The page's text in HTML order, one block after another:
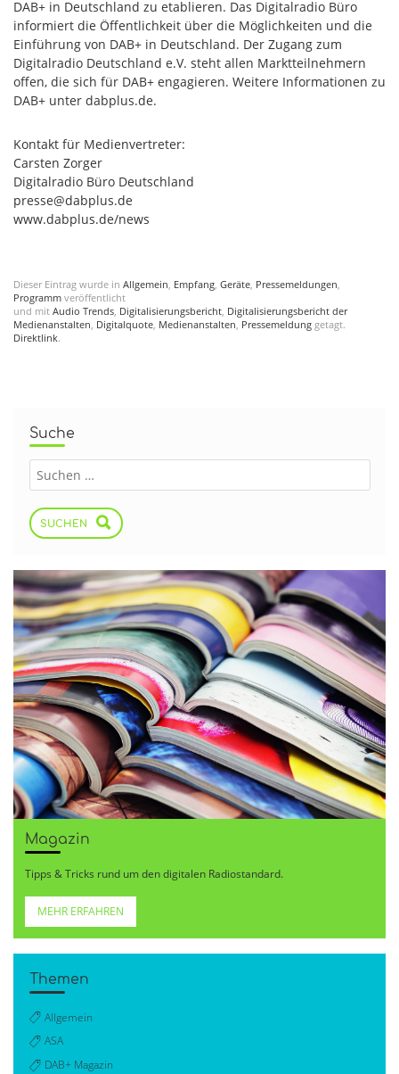
DAB+ in Deutschland zu etablieren. Das Digitalradio Büro
informiert die Öffentlichkeit über die Möglichkeiten und die
Einführung von DAB+ in Deutschland. Der Zugang zum
Digitalradio Deutschland e.V. steht allen Marktteilnehmern
offen, die sich für DAB+ engagieren. Weitere Informationen zu
DAB+ unter dabplus.de.
Kontakt für Medienvertreter:
Carsten Zorger
Digitalradio Büro Deutschland
presse@dabplus.de
www.dabplus.de/news
Dieser Eintrag wurde in Allgemein, Empfang, Geräte, Pressemeldungen,
Programm veröffentlicht
und mit Audio Trends, Digitalisierungsbericht, Digitalisierungsbericht der
Medienanstalten, Digitalquote, Medienanstalten, Pressemeldung getagt.
Direktlink.
Suche
SUCHEN
Magazin
Tipps & Tricks rund um den digitalen Radiostandard.
MEHR ERFAHREN
Themen
Allgemein
ASA
DAB+ Magazin